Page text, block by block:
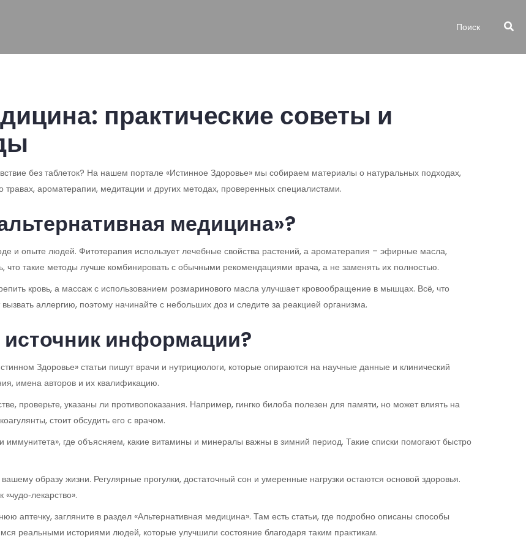
практические советы и
без таблеток? На нашем портале «Истинное Здоровье» мы собираем материалы о натуральных подходах,
травах, ароматерапии, медитации и других методах, проверенных специалистами.
медицина»?
и опыте людей. Фитотерапия использует лечебные свойства растений, а ароматерапия – эфирные масла,
что такие методы лучше комбинировать с обычными рекомендациями врача, а не заменять их полностью.
кровь, а массаж с использованием розмаринового масла улучшает кровообращение в мышцах. Всё, что
аллергию, поэтому начинайте с небольших доз и следите за реакцией организма.
информации?
Здоровье» статьи пишут врачи и нутрициологи, которые опираются на научные данные и клинический
имена авторов и их квалификацию.
проверьте, указаны ли противопоказания. Например, гингко билоба полезен для памяти, но может влиять на
стоит обсудить его с врачом.
иммунитета», где объясняем, какие витамины и минералы важны в зимний период. Такие списки помогают быстро
образу жизни. Регулярные прогулки, достаточный сон и умеренные нагрузки остаются основой здоровья.
аптечку, загляните в раздел «Альтернативная медицина». Там есть статьи, где подробно описаны способы
реальными историями людей, которые улучшили состояние благодаря таким практикам.